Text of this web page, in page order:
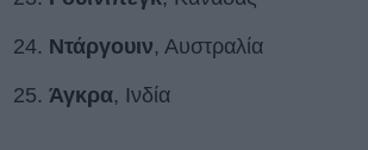
Ντάργουιν, Αυστραλία
Άγκρα, Ινδία